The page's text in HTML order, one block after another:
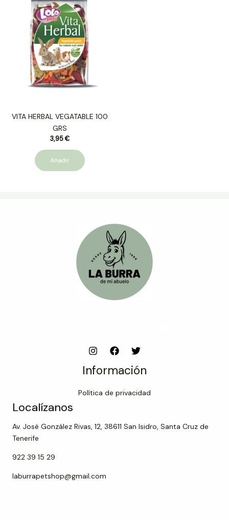
VITA HERBAL VEGATABLE 100
GRS
3,95€
Añadir
Información
Política de privacidad
Localízanos
Av. José González Rivas, 12, 38611 San Isidro, Santa Cruz de
Tenerife
922 39 15 29
laburrapetshop@gmail.com